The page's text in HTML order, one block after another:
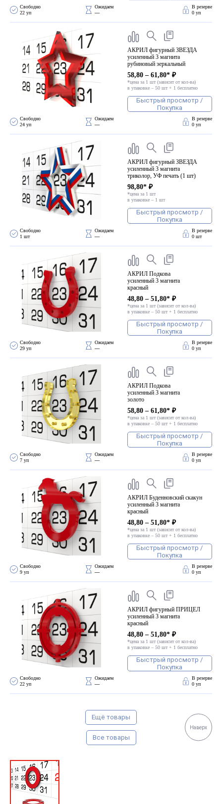
Свободно
22 уп
Ожидаем
—
В резерве
0 уп
АКРИЛ фигурный ЗВЕЗДА
усиленный 3 магнита
рубиновый зеркальный
58,80 – 61,80* ₽
*цена за 1 шт (зависит от кол-ва)
в упаковке – 50 шт + 1 бесплатно
Быстрый просмотр /
Покупка
Свободно
24 уп
Ожидаем
—
В резерве
0 уп
АКРИЛ фигурный ЗВЕЗДА
усиленный 3 магнита
триколор, УФ печать (1 шт)
98,80* ₽
*цена за 1 шт
в упаковке – 1 шт
Быстрый просмотр /
Покупка
Свободно
1 шт
Ожидаем
—
В резерве
0 шт
АКРИЛ Подкова
усиленный 3 магнита
красный
48,80 – 51,80* ₽
*цена за 1 шт (зависит от кол-ва)
в упаковке – 50 шт + 1 бесплатно
Быстрый просмотр /
Покупка
Свободно
29 уп
Ожидаем
—
В резерве
0 уп
АКРИЛ Подкова
усиленный 3 магнита
золото
58,80 – 61,80* ₽
*цена за 1 шт (зависит от кол-ва)
в упаковке – 50 шт + 1 бесплатно
Быстрый просмотр /
Покупка
Свободно
7 уп
Ожидаем
—
В резерве
0 уп
АКРИЛ Буденновский скакун
усиленный 3 магнита
красный
48,80 – 51,80* ₽
*цена за 1 шт (зависит от кол-ва)
в упаковке – 50 шт + 1 бесплатно
Быстрый просмотр /
Покупка
Свободно
9 уп
Ожидаем
—
В резерве
0 уп
АКРИЛ фигурный ПРИЦЕЛ
усиленный 3 магнита
красный
48,80 – 51,80* ₽
*цена за 1 шт (зависит от кол-ва)
в упаковке – 50 шт + 1 бесплатно
Быстрый просмотр /
Покупка
Свободно
22 уп
Ожидаем
—
В резерве
0 уп
Ещё товары
Все товары
Наверх